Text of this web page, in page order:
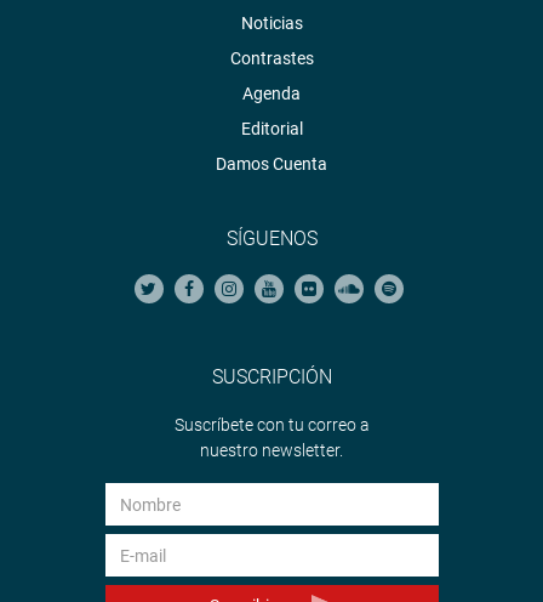
Noticias
Contrastes
Agenda
Editorial
Damos Cuenta
SÍGUENOS
SUSCRIPCIÓN
Suscríbete con tu correo a
nuestro newsletter.